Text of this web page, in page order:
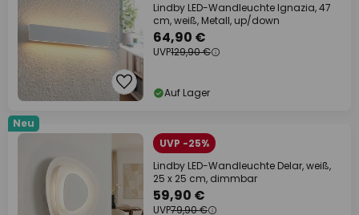
Lindby LED-Wandleuchte Ignazia, 47
cm, weiß, Metall, up/down
64,90 €
UVP129,90 €
Auf Lager
Neu
UVP -25%
Lindby LED-Wandleuchte Delar, weiß,
25 x 25 cm, dimmbar
59,90 €
UVP79,90 €